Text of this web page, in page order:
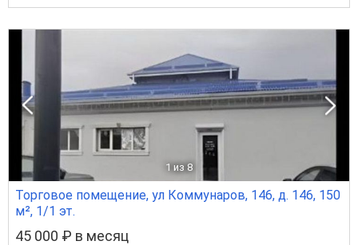
1 из 8
Торговое помещение, ул Коммунаров, 146, д. 146, 150
м², 1/1 эт.
45 000 ₽ в месяц